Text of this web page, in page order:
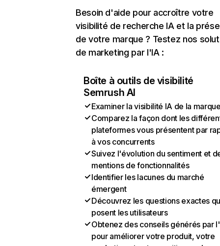
Besoin d'aide pour accroître votre
visibilité de recherche IA et la
de votre marque ? Testez nos
de marketing par l'IA :
Boîte à outils de visibilité
Semrush AI
Examiner la visibilité IA de la
Comparez la façon dont les
plateformes vous présentent par
à vos concurrents
Suivez l'évolution du sentiment et
mentions de fonctionnalités
Identifier les lacunes du marché
émergent
Découvrez les questions exactes
posent les utilisateurs
Obtenez des conseils générés par
pour améliorer votre produit, votre